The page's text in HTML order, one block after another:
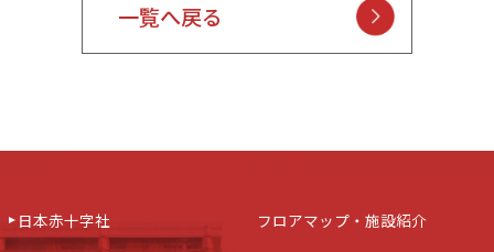
一覧へ戻る
日本赤十字社 フロアマップ・施設紹介